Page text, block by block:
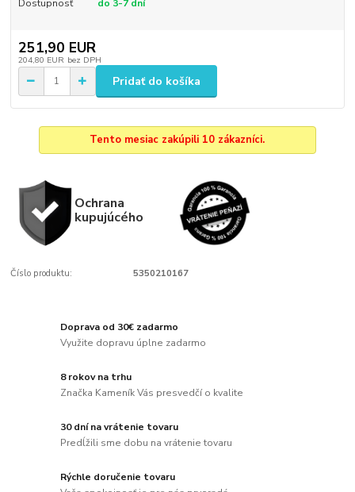
Dostupnosť do 3-7 dní
251,90 EUR
204,80 EUR bez DPH
Pridať do košíka
Tento mesiac zakúpili 10 zákazníci.
Ochrana
kupujúcého
Číslo produktu: 5350210167
Doprava od 30€ zadarmo
Využite dopravu úplne zadarmo
8 rokov na trhu
Značka Kameník Vás presvedčí o kvalite
30 dní na vrátenie tovaru
Predĺžili sme dobu na vrátenie tovaru
Rýchle doručenie tovaru